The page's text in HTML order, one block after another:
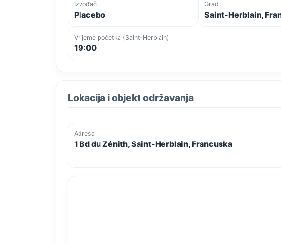
Izvođač
Placebo
Grad
Saint-Herblain,
Vrijeme početka (Saint-Herblain)
19:00
Lokacija i objekt održavanja
Adresa
1 Bd du Zénith, Saint-Herblain, Francuska